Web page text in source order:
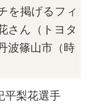
を掲げるフィ
さん（トヨタ
波篠山市（時
梨花選手